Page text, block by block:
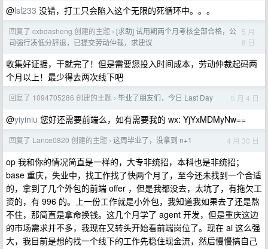
@lsl233 没错，打工只会陷入这个无限的死循环中。。。
回复了 cxbdasheng 创建的主题 › [求助] 试用期两个月考核全部合格，公
司强行凑低分辞退，已提交劳动仲裁，求建议
5 月
8 日
收集好证据，干就完了！但是需要您投入时间成本，劳动仲裁起码两
个月以上！最少得去两次线下吧
回复了 1094705286 创建的主题 › 毕业了朋友们，今日 Last Day 5 月 4 日
@yiyiniu 您好还需要前端么，如有需要我的 wx: YjYxMDMyNw==
回复了 Lance0820 创建的主题 › 这周毕业了，没拿到 n+1 4 月 30 日
op 我和你的情况简直是一样的，大专非统招，本科也是非统招；
base 重庆，失业中，找工作找了快两个月了，至今还未找到一个合适
的，拿到了几个外包的前端 offer ，但是我都没去，太坑了，有拖欠工
资的，有 996 的。上一份工作就是小外包，我知道我如果去了还是熬
不住，那简直是拿命换钱。这几个月学了 agent 开发，但是重庆这边
的市场需求并不多，我现在又转头开始看前端岗位了。现在 ai 这么强
大，我目前是想的找一个线下的工作先稳住现金流，然后慢慢搞自己